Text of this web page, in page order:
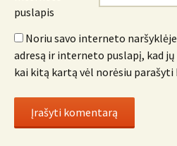
puslapis
Noriu savo interneto
adresą ir interneto puslapį, kad
kai kitą kartą vėl norėsiu